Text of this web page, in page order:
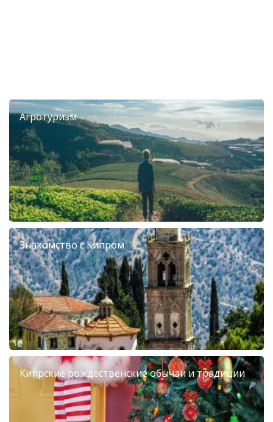
Агротуризм
Знакомство с Кипром
Кипрские рождественские обычаи и традиции